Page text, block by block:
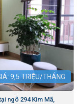
9,5 TRIỆU/THÁNG
ngõ 294 Kim Mã,